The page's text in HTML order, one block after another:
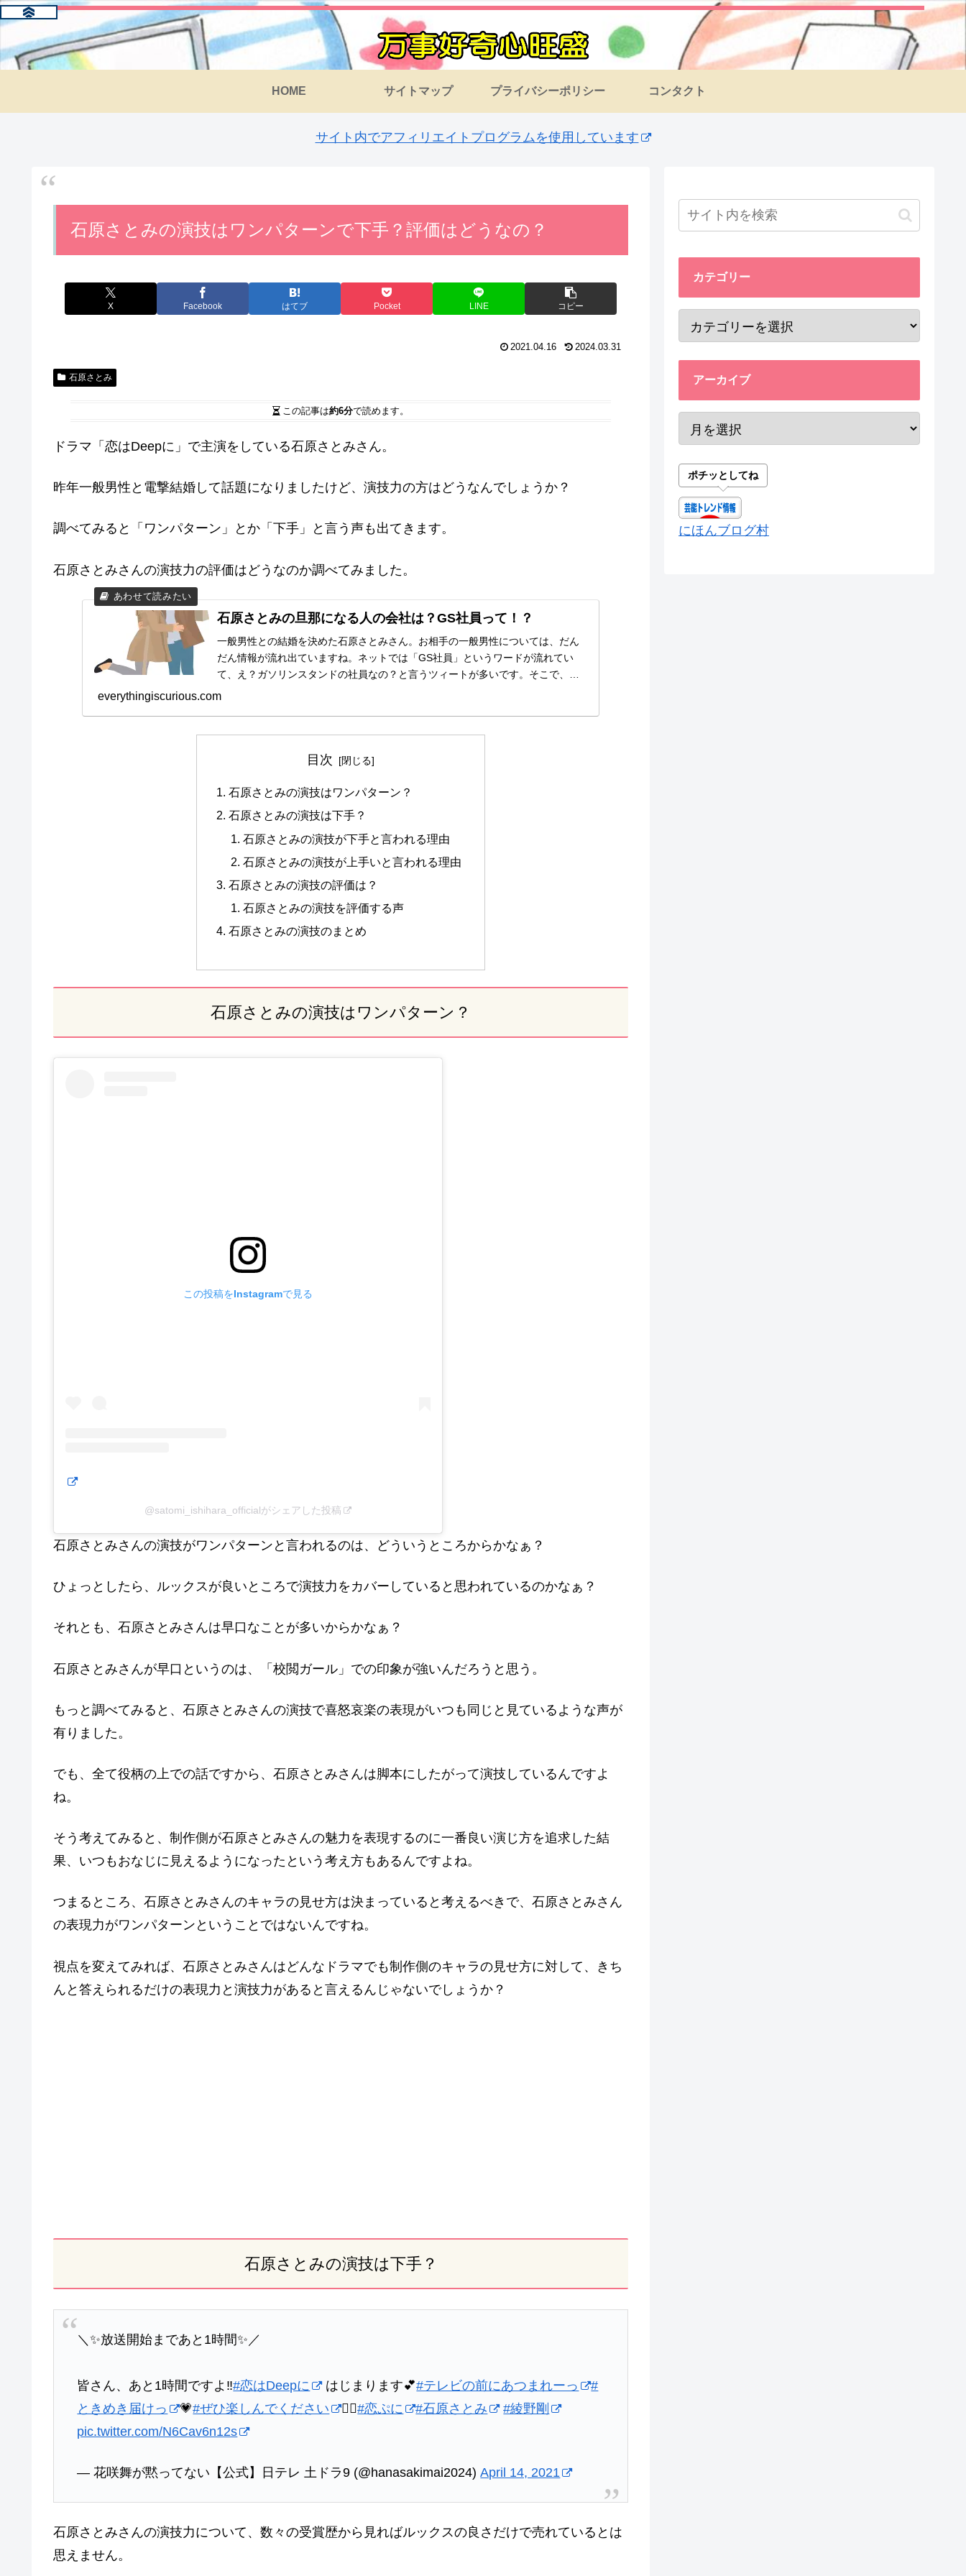
HOME サイトマップ プライバシーポリシー コンタクト
サイト内でアフィリエイトプログラムを使用しています
石原さとみの演技はワンパターンで下手？評価はどうなの？
X Facebook はてブ Pocket LINE コピー
2021.04.16 2024.03.31
石原さとみ
この記事は約6分で読めます。
ドラマ「恋はDeepに」で主演をしている石原さとみさん。
昨年一般男性と電撃結婚して話題になりましたけど、演技力の方はどうなんでしょうか？
調べてみると「ワンパターン」とか「下手」と言う声も出てきます。
石原さとみさんの演技力の評価はどうなのか調べてみました。
石原さとみの旦那になる人の会社は？GS社員って！？
一般男性との結婚を決めた石原さとみさん。お相手の一般男性については、だん
だん情報が流れ出ていますね。ネットでは「GS社員」というワードが流れてい
て、え？ガソリンスタンドの社員なの？と言うツィートが多いです。そこで、石
原さとみさんのお相手の一...
everythingiscurious.com
目次
石原さとみの演技はワンパターン？
石原さとみの演技は下手？
石原さとみの演技が下手と言われる理由
石原さとみの演技が上手いと言われる理由
石原さとみの演技の評価は？
石原さとみの演技を評価する声
石原さとみの演技のまとめ
石原さとみの演技はワンパターン？
この投稿をInstagramで見る
@satomi_ishihara_officialがシェアした投稿
石原さとみさんの演技がワンパターンと言われるのは、どういうところからかなぁ？
ひょっとしたら、ルックスが良いところで演技力をカバーしていると思われているのかなぁ？
それとも、石原さとみさんは早口なことが多いからかなぁ？
石原さとみさんが早口というのは、「校閲ガール」での印象が強いんだろうと思う。
もっと調べてみると、石原さとみさんの演技で喜怒哀楽の表現がいつも同じと見ているような声が
有りました。
でも、全て役柄の上での話ですから、石原さとみさんは脚本にしたがって演技しているんですよ
ね。
そう考えてみると、制作側が石原さとみさんの魅力を表現するのに一番良い演じ方を追求した結
果、いつもおなじに見えるようになったという考え方もあるんですよね。
つまるところ、石原さとみさんのキャラの見せ方は決まっていると考えるべきで、石原さとみさん
の表現力がワンパターンということではないんですね。
視点を変えてみれば、石原さとみさんはどんなドラマでも制作側のキャラの見せ方に対して、きち
んと答えられるだけの表現力と演技力があると言えるんじゃないでしょうか？
石原さとみの演技は下手？
＼✨放送開始まであと1時間✨／
皆さん、あと1時間ですよ‼️#恋はDeepに はじまります💕#テレビの前にあつまれーっ
#
ときめき届けっ
💗#ぜひ楽しんでください 🙇‍♀️#恋ぷに #石原さとみ
#綾野剛
pic.twitter.com/N6Cav6n12s
— 花咲舞が黙ってない【公式】日テレ 土ドラ9 (@hanasakimai2024)April 14, 2021
石原さとみさんの演技力について、数々の受賞歴から見ればルックスの良さだけで売れているとは
思えません。
カテゴリー
アーカイブ
ポチッとしてね
にほんブログ村